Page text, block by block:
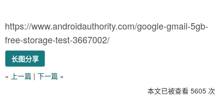
https://www.androidauthority.com/google-gmail-5gb-
free-storage-test-3667002/
长图分享
« 上一篇 | 下一篇 »
本文已被查看 5605 次